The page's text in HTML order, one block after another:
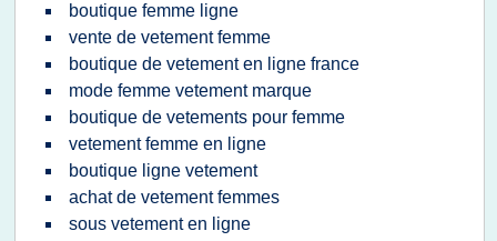
boutique femme ligne
vente de vetement femme
boutique de vetement en ligne france
mode femme vetement marque
boutique de vetements pour femme
vetement femme en ligne
boutique ligne vetement
achat de vetement femmes
sous vetement en ligne